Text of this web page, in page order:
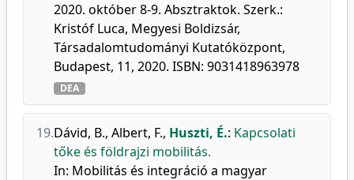
2020. október 8-9. Absztraktok. Szerk.:
Kristóf Luca, Megyesi Boldizsár,
Társadalomtudományi Kutatóközpont,
Budapest, 11, 2020. ISBN: 9031418963978
DEA
19.Dávid, B., Albert, F., Huszti, É.: Kapcsolati
tőke és földrajzi mobilitás.
In: Mobilitás és integráció a magyar